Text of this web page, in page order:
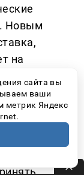
Новым
на
Самаре,
сайта вы
ваши
метрик Яндекс